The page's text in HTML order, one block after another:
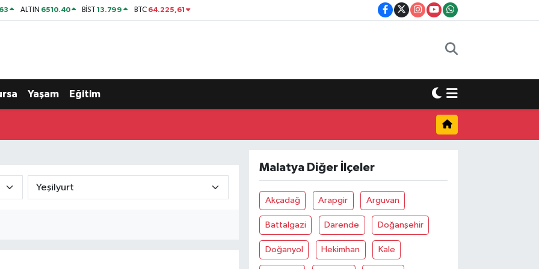
ALTIN 6510.40 BİST13.799 BTC 64.225,61
Yaşam Eğitim
Malatya Diğer İlçeler
Akçadağ Arapgir Arguvan
Battalgazi Darende Doğanşehir
Doğanyol Hekimhan Kale